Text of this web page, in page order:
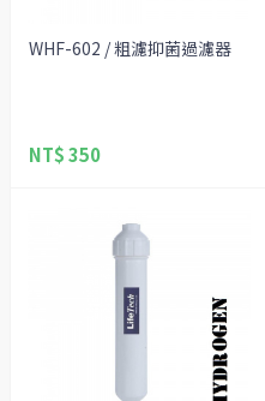
WHF-602 / 粗濾抑菌過濾器
NT$ 350